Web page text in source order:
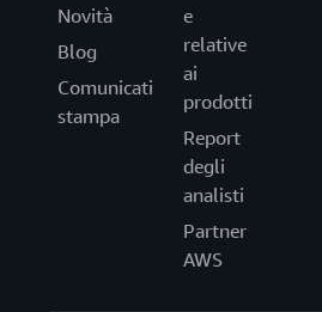
Novità
Blog
Comunicati
stampa
e
relative
ai
prodotti
Report
degli
analisti
Partner
AWS